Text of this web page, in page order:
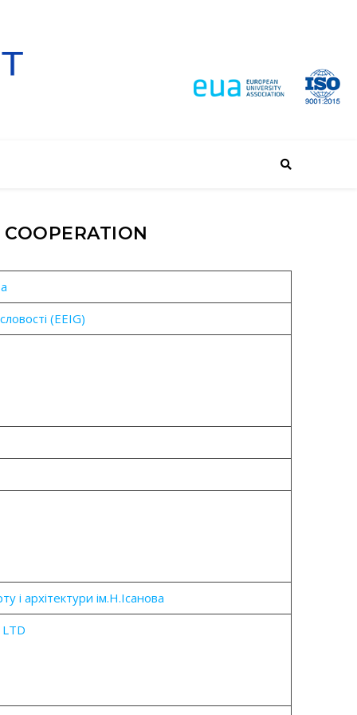
(EEIG)
і архітектури ім.Н.Ісанова